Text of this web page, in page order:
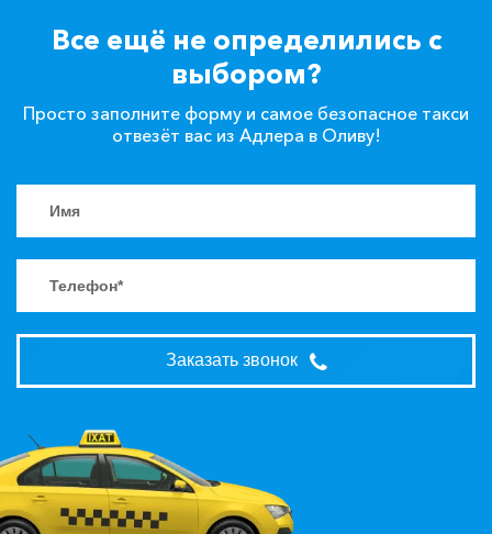
Все ещё не определились с
выбором?
Просто заполните форму и самое безопасное такси
отвезёт вас из Адлера в Оливу!
Заказать звонок